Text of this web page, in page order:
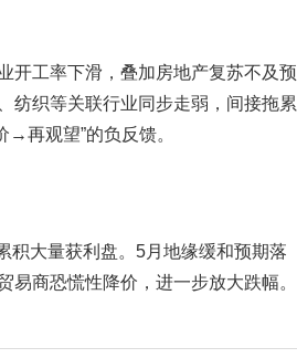
开工率下滑，叠加房地产复苏不及预
纺织等关联行业同步走弱，间接拖累
再观望”的负反馈。
积大量获利盘。5月地缘缓和预期落
商恐慌性降价，进一步放大跌幅。